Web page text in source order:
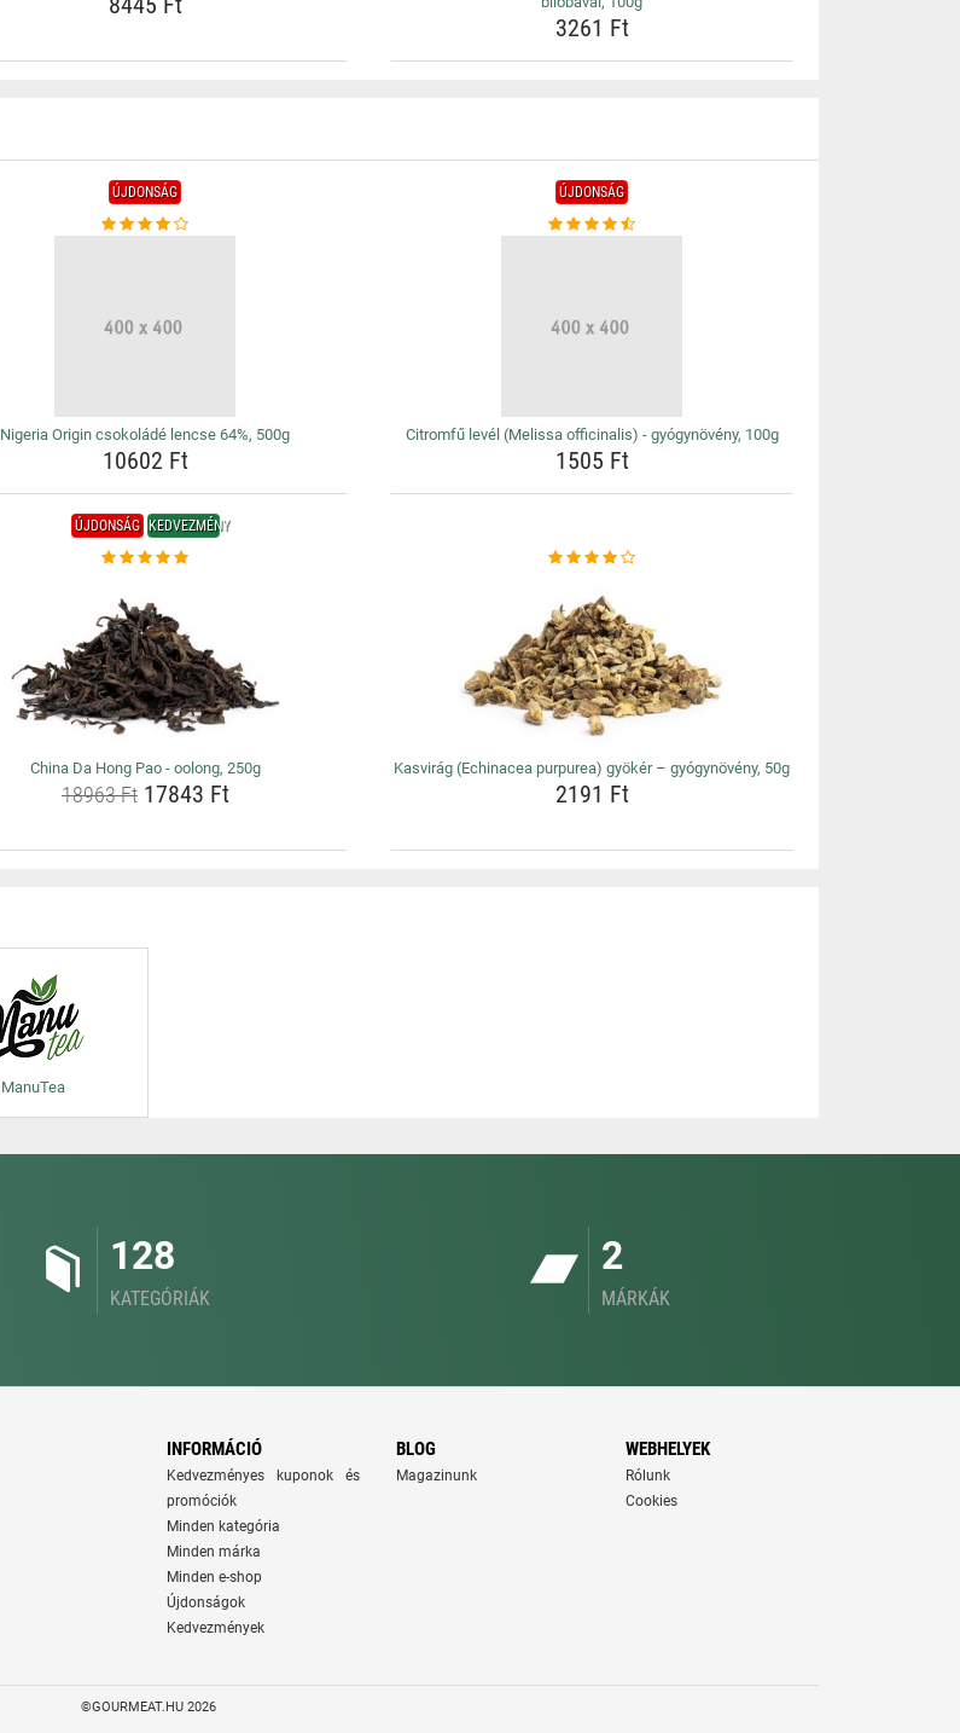
3261 Ft
ÚJDONSÁG
Nigeria Origin csokoládé lencse 64%, 500g
10602 Ft
ÚJDONSÁG
Citromfű levél (Melissa officinalis) - gyógynövény, 100g
1505 Ft
ÚJDONSÁG KEDVEZMÉNY
China Da Hong Pao - oolong, 250g
18963 Ft17843 Ft
Kasvirág (Echinacea purpurea) gyökér – gyógynövény, 50g
2191 Ft
ManuTea
128
KATEGÓRIÁK
2
MÁRKÁK
INFORMÁCIÓ
Kedvezményes kuponok és
promóciók
Minden kategória
Minden márka
Minden e-shop
Újdonságok
Kedvezmények
BLOG
Magazinunk
WEBHELYEK
Rólunk
Cookies
©GOURMEAT.HU 2026